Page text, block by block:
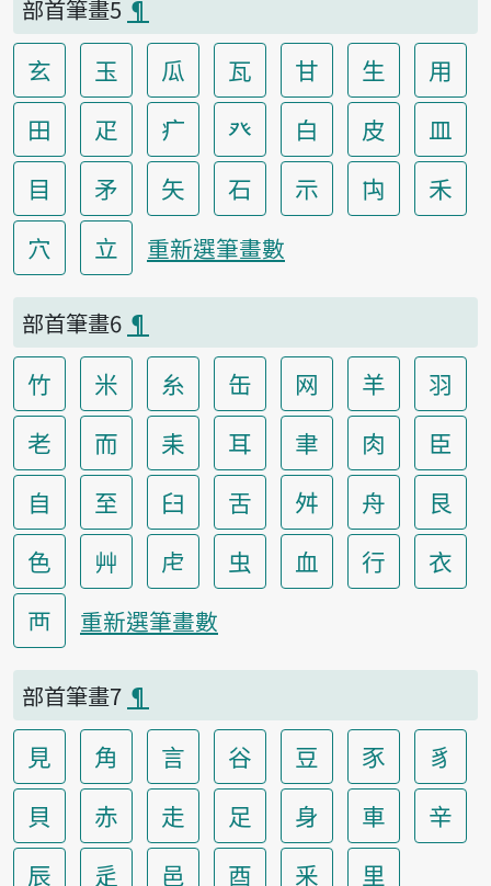
部首筆畫5 ¶
玄 玉 瓜 瓦 甘 生
用
田
疋 疒 癶 白 皮
皿
目
矛 矢 石 示 禸
禾
穴
立 重新選筆畫數
部首筆畫6 ¶
竹 米 糸 缶 网 羊
羽
老
而 耒 耳 聿 肉
臣
自
至 臼 舌 舛 舟
艮
色
艸 虍 虫 血 行
衣
襾
重新選筆畫數
部首筆畫7 ¶
見 角 言 谷 豆 豕
豸
貝
赤 走 足 身 車
辛
辰
辵 邑 酉 釆 里